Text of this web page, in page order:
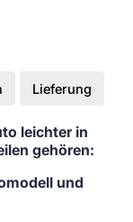
Lieferung
leichter in
gehören:
und